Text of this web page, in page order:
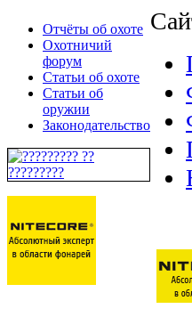
Отчёты об охоте
Охотничий
форум
Статьи об охоте
Статьи об
оружии
Законодательство